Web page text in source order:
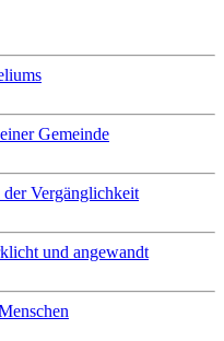
Gemeinde
Vergänglichkeit
und angewandt